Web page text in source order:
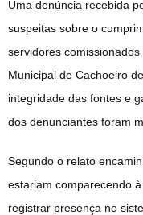
Uma denúncia recebida
suspeitas sobre o
servidores
Municipal de Cachoeiro
integridade das fontes e
dos denunciantes foram
Segundo o relato
estariam comparecendo
registrar presença no